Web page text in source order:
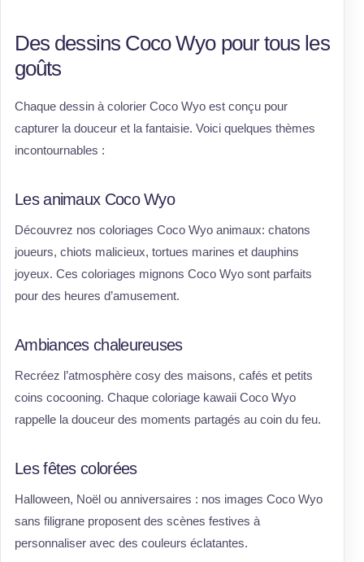
Des dessins Coco Wyo pour tous les
goûts
Chaque dessin à colorier Coco Wyo est conçu pour
capturer la douceur et la fantaisie. Voici quelques thèmes
incontournables :
Les animaux Coco Wyo
Découvrez nos coloriages Coco Wyo animaux: chatons
joueurs, chiots malicieux, tortues marines et dauphins
joyeux. Ces coloriages mignons Coco Wyo sont parfaits
pour des heures d’amusement.
Ambiances chaleureuses
Recréez l’atmosphère cosy des maisons, cafés et petits
coins cocooning. Chaque coloriage kawaii Coco Wyo
rappelle la douceur des moments partagés au coin du feu.
Les fêtes colorées
Halloween, Noël ou anniversaires : nos images Coco Wyo
sans filigrane proposent des scènes festives à
personnaliser avec des couleurs éclatantes.